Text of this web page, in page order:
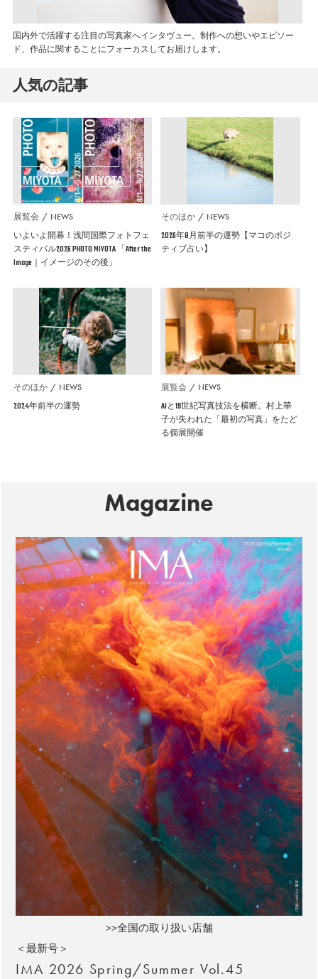
国内外で活躍する注目の写真家へインタヴュー。制作への想いやエピソー
ド、作品に関することにフォーカスしてお届けします。
人気の記事
展覧会 NEWS
いよいよ開幕！浅間国際フォトフェ
スティバル2026 PHOTO MIYOTA 「After the
Image｜イメージのその後」
そのほか NEWS
2026年8月前半の運勢【マコのポジ
ティブ占い】
そのほか NEWS
2024年前半の運勢
展覧会 NEWS
AIと19世紀写真技法を横断。村上華
子が失われた「最初の写真」をたど
る個展開催
Magazine
>>全国の取り扱い店舗
＜最新号＞
IMA 2026 Spring/Summer Vol.45